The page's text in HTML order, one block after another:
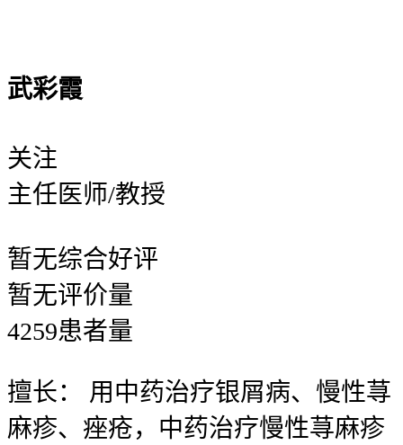
武彩霞
关注
主任医师/教授
暂无综合好评
暂无评价量
4259患者量
擅长：
用中药治疗银屑病、慢性荨
麻疹、痤疮，中药治疗慢性荨麻疹